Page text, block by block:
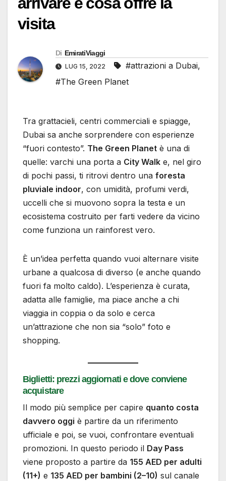
visita
Di EmiratiViaggi
LUG 15, 2022 #attrazioni a Dubai,
#The Green Planet
Tra grattacieli, centri commerciali e spiagge,
Dubai sa anche sorprendere con esperienze
“fuori contesto”. The Green Planet è una di
quelle: varchi una porta a City Walk e, nel giro
di pochi passi, ti ritrovi dentro una foresta
pluviale indoor, con umidità, profumi verdi,
uccelli che si muovono sopra la testa e un
ecosistema costruito per farti vedere da vicino
come funziona un rainforest vero.
È un’idea perfetta quando vuoi alternare visite
urbane a qualcosa di diverso (e anche quando
fuori fa molto caldo). L’esperienza è curata,
adatta alle famiglie, ma piace anche a chi
viaggia in coppia o da solo e cerca
un’attrazione che non sia “solo” foto e
shopping.
Biglietti: prezzi aggiornati e dove conviene
acquistare
Il modo più semplice per capire quanto costa
davvero oggi è partire da un riferimento
ufficiale e poi, se vuoi, confrontare eventuali
promozioni. In questo periodo il Day Pass
viene proposto a partire da 155 AED per adulti
(11+) e 135 AED per bambini (2–10) sul canale